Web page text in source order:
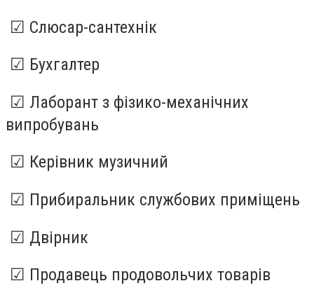
☑ Слюсар-сантехнік
☑ Бухгалтер
☑ Лаборант з фізико-механічних
випробувань
☑ Керівник музичний
☑ Прибиральник службових приміщень
☑ Двірник
☑ Продавець продовольчих товарів